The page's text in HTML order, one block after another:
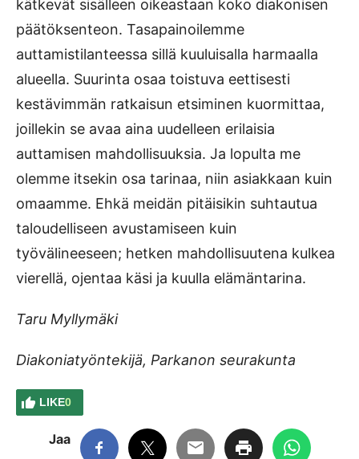
kätkevät sisälleen oikeastaan koko diakonisen
päätöksenteon. Tasapainoilemme
auttamistilanteessa sillä kuuluisalla harmaalla
alueella. Suurinta osaa toistuva eettisesti
kestävimmän ratkaisun etsiminen kuormittaa,
joillekin se avaa aina uudelleen erilaisia
auttamisen mahdollisuuksia. Ja lopulta me
olemme itsekin osa tarinaa, niin asiakkaan kuin
omaamme. Ehkä meidän pitäisikin suhtautua
taloudelliseen avustamiseen kuin
työvälineeseen; hetken mahdollisuutena kulkea
vierellä, ojentaa käsi ja kuulla elämäntarina.
Taru Myllymäki
Diakoniatyöntekijä, Parkanon seurakunta
LIKE0
Jaa